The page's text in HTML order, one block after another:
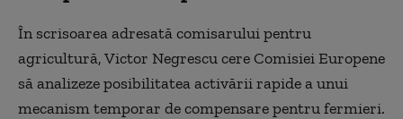
În scrisoarea adresată comisarului pentru
agricultură, Victor Negrescu cere Comisiei Europene
să analizeze posibilitatea activării rapide a unui
mecanism temporar de compensare pentru fermieri.